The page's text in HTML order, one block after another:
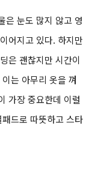
은 눈도 많지 않고 영
어지고 있다. 하지만
은 괜찮지만 시간이
는 아무리 옷을 껴
가장 중요한데 이럴
드로 따뜻하고 스타